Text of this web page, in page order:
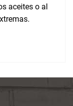
aceites o al